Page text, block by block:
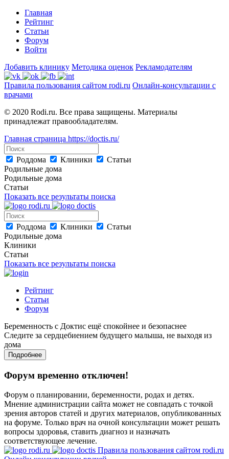
Главная
Рейтинг
Статьи
Форум
Войти
Добавить клинику Методика оценок Рекламодателям
Правила пользования сайтом rodi.ru Онлайн-консультации с
врачами
© 2020 Rodi.ru. Все права защищены. Материалы
принадлежат правообладателям.
Главная страница https://doctis.ru/
Роддома Клиники
Статьи
Родильные дома
Родильные дома
Статьи
Показать все результаты поиска
Роддома Клиники
Статьи
Родильные дома
Клиники
Статьи
Показать все результаты поиска
Рейтинг
Статьи
Форум
Беременность с Доктис ещё спокойнее и безопаснее
Следите за сердцебиением будущего малыша, не выходя из
дома
Подробнее
Форум временно отключен!
Форум о планировании, беременности, родах и детях.
Мнение администрации сайта может не совпадать с точкой
зрения авторов статей и других материалов, опубликованных
на форуме. Только врач на очной консультации может решать
вопросы здоровья, ставить диагноз и назначать
соответствующее лечение.
Правила пользования сайтом rodi.ru